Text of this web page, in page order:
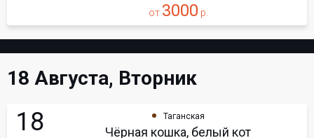
от 3000 р.
18 Августа, Вторник
18 Таганская
Чёрная кошка, белый кот